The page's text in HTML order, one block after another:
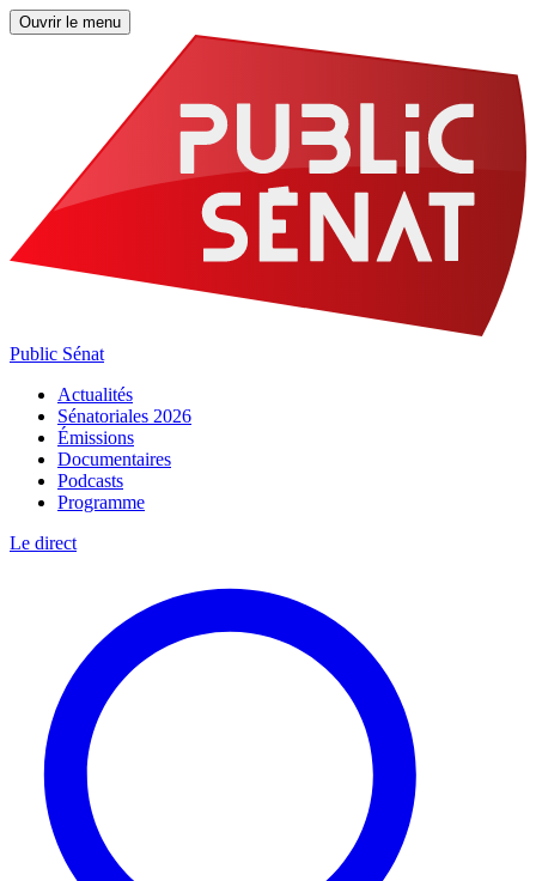
Ouvrir le menu
Public Sénat
Actualités
Sénatoriales 2026
Émissions
Documentaires
Podcasts
Programme
Le direct